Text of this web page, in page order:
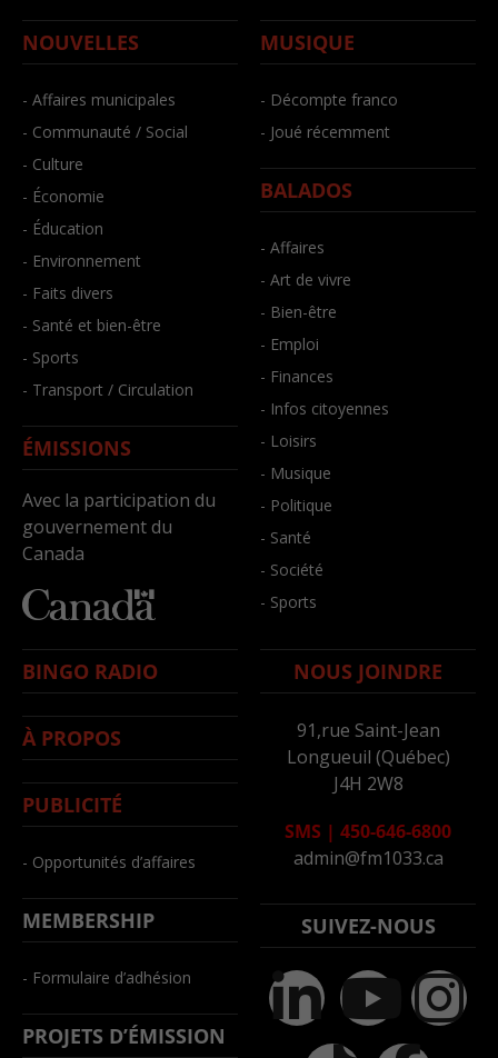
NOUVELLES
- Affaires municipales
- Communauté / Social
- Culture
- Économie
- Éducation
- Environnement
- Faits divers
- Santé et bien-être
- Sports
- Transport / Circulation
ÉMISSIONS
Avec la participation du
gouvernement du
Canada
MUSIQUE
- Décompte franco
- Joué récemment
BALADOS
- Affaires
- Art de vivre
- Bien-être
- Emploi
- Finances
- Infos citoyennes
- Loisirs
- Musique
- Politique
- Santé
- Société
- Sports
BINGO RADIO
À PROPOS
PUBLICITÉ
- Opportunités d’affaires
MEMBERSHIP
- Formulaire d’adhésion
PROJETS D’ÉMISSION
NOUS JOINDRE
91,rue Saint-Jean
Longueuil (Québec)
J4H 2W8
SMS | 450-646-6800
admin@fm1033.ca
SUIVEZ-NOUS